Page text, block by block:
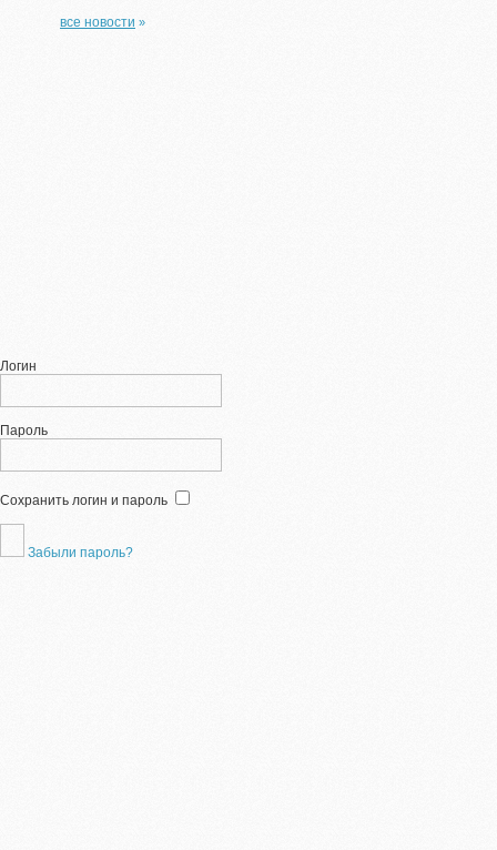
все новости »
Логин
Пароль
Сохранить логин и пароль
Забыли пароль?